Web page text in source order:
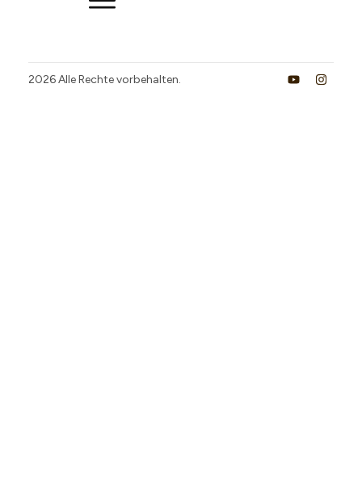
2026Alle Rechte vorbehalten.